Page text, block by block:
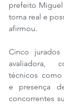
prefeito Miguel
torna real e
afirmou.
Cinco jurados
avaliadora,
técnicos como
e presença
concorrentes